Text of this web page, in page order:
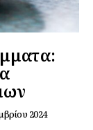
2024